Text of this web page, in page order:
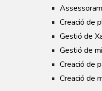
Creació de
Gestió de
Gestió de
Creació de
Creació de